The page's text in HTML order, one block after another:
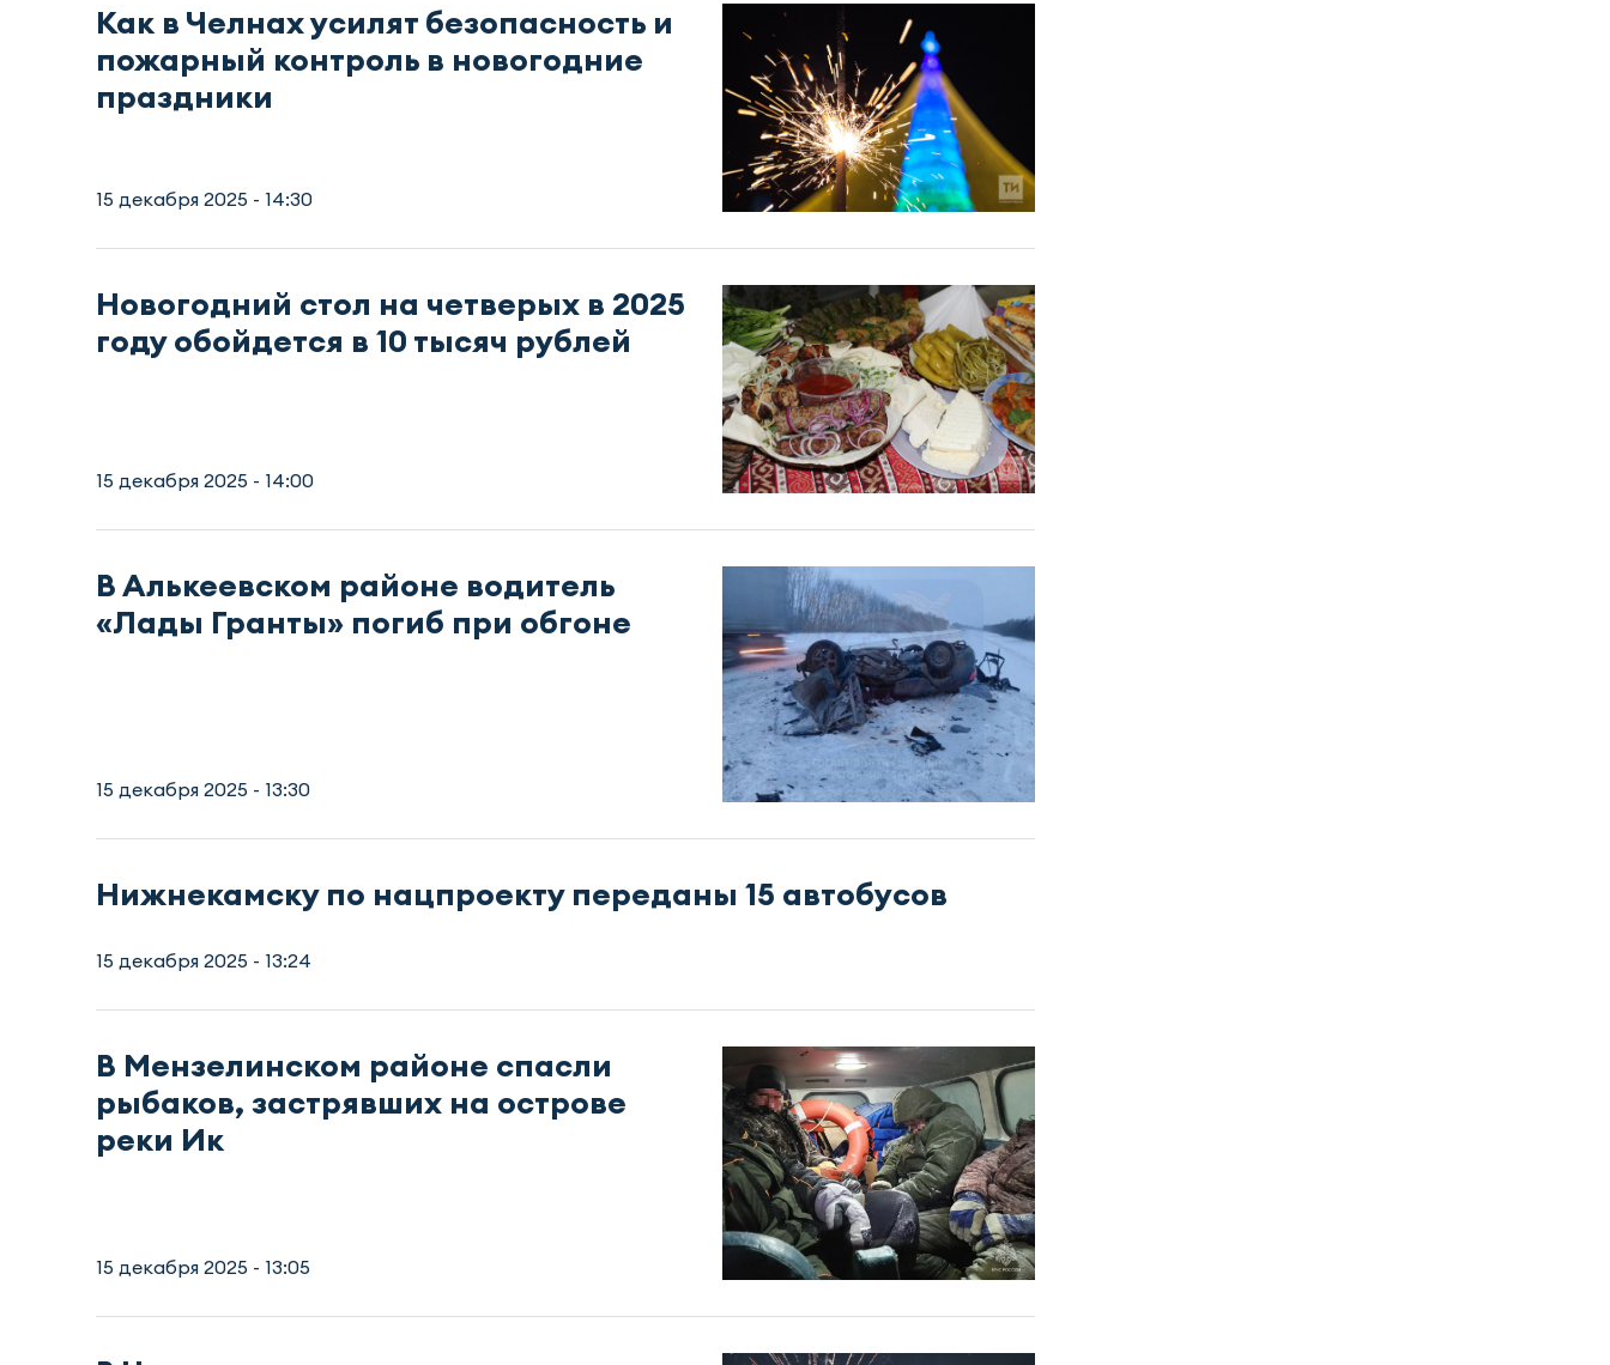
Как в Челнах усилят безопасность и
пожарный контроль в новогодние
праздники
15 декабря 2025 - 14:30
Новогодний стол на четверых в 2025
году обойдется в 10 тысяч рублей
15 декабря 2025 - 14:00
В Алькеевском районе водитель
«Лады Гранты» погиб при обгоне
15 декабря 2025 - 13:30
Нижнекамску по нацпроекту переданы 15 автобусов
15 декабря 2025 - 13:24
В Мензелинском районе спасли
рыбаков, застрявших на острове
реки Ик
15 декабря 2025 - 13:05